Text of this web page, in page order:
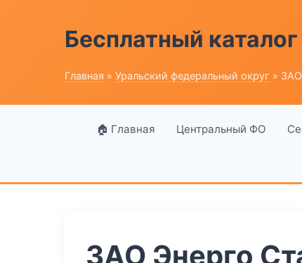
Бесплатный
Главная » Уральский федеральный округ »
🏠 Главная Центральный ФО
ЗАО Энерго